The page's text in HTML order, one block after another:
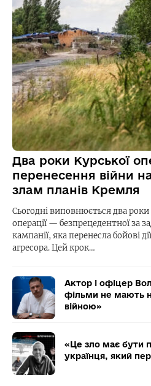
Два роки Курської
перенесення війни
злам планів Кремля
Сьогодні виповнюється два роки
операції — безпрецедентної за
кампанії, яка перенесла бойові
агресора. Цей крок…
Актор і офіцер
фільми не мають
війною»
«Це зло має бути
українця, який